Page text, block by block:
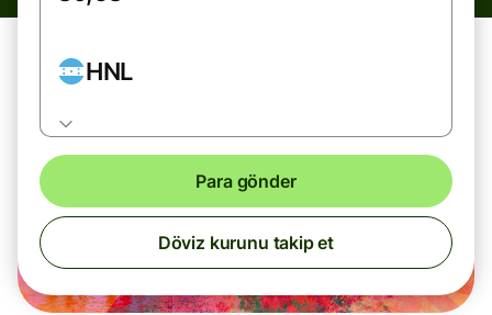
HNL
Para gönder
Döviz kurunu takip et